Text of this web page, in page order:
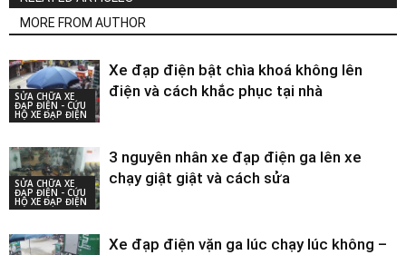
MORE FROM AUTHOR
SỬA CHỮA XE
ĐẠP ĐIỆN - CỨU
HỘ XE ĐẠP ĐIỆN
Xe đạp điện bật chìa khoá không lên
điện và cách khắc phục tại nhà
SỬA CHỮA XE
ĐẠP ĐIỆN - CỨU
HỘ XE ĐẠP ĐIỆN
3 nguyên nhân xe đạp điện ga lên xe
chạy giật giật và cách sửa
Xe đạp điện vặn ga lúc chạy lúc không –